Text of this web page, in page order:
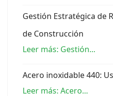
Gestión Estratégica de
de Construcción
Leer más: Gestión...
Acero inoxidable 440:
Leer más: Acero...